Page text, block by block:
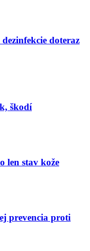
doteraz
škodí
len stav kože
prevencia proti